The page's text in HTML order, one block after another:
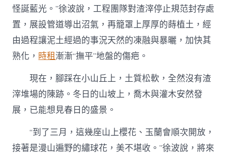
怪誕藍光。”徐波說，工程團隊對渣滓停止規范封存處
置，展設管道導出沼氣，再籠罩上厚厚的蒔植土，經
由過程讓泥土經過的事況天然的凍融與暴曬，加快其
熟化， 時租漸漸“撫平”地盤的傷疤。
現在，腳踩在小山丘上，土質松軟，全然沒有渣
滓堆場的陳跡。冬日的山坡上，喬木與灌木安然發
展，已能想見春日的盛景。
“到了三月，這幾座山上櫻花、玉蘭會順次開放，
接著是漫山遍野的繡球花，美不堪收。”徐波說，將來